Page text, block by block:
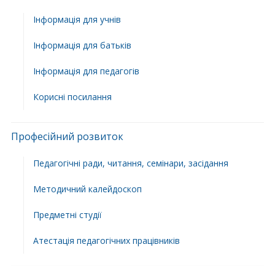
Інформація для учнів
Інформація для батьків
Інформація для педагогів
Корисні посилання
Професійний розвиток
Педагогічні ради, читання, семінари, засідання
Методичний калейдоскоп
Предметні студії
Атестація педагогічних працівників